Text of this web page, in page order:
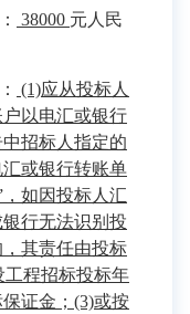
38000 元人民
(1)应从投标人
以电汇或银行
招标人指定的
或银行转账单
，如因投标人汇
行无法识别投
其责任由投标
工程招标投标年
证金；(3)或按